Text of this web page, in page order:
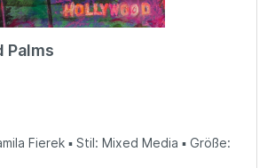
Palms
Fierek ▪ Stil: Mixed Media ▪ Größe: